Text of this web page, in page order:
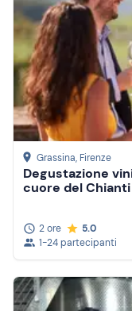
Grassina, Firenze
Degustazione
cuore del Chianti
2 ore
5.0
1-24 partecipanti